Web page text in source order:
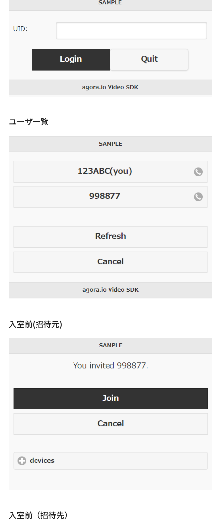
ユーザ一覧
入室前(招待元)
入室前（招待先）